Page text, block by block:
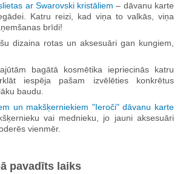
ar Swarovski kristāliem – dāvanu karte
Katru reizi, kad viņa to valkās, viņa
brīdi!
dizaina rotas un aksesuāri gan kungiem,
bagātā kosmētika iepriecinās katru
iespēja pašam izvēlēties konkrētus
baudu.
un makšķerniekiem "Ieroči" dāvanu karte
vai mednieku, jo jauni aksesuāri
vienmēr.
pavadīts laiks